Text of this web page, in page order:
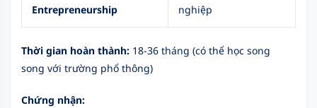
Entrepreneurship
nghiệp
Thời gian hoàn thành: 18-36 tháng (có thể học song
song với trường phổ thông)
Chứng nhận: